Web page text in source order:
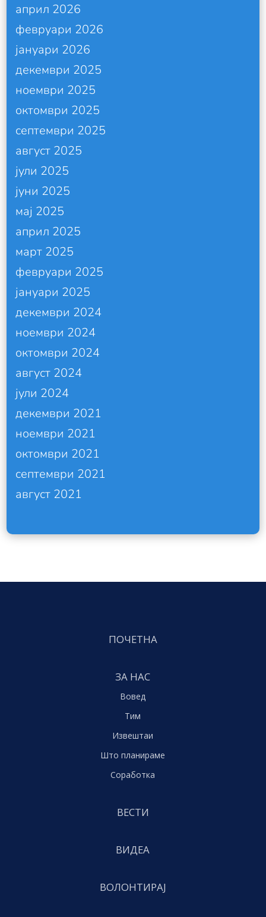
април 2026
февруари 2026
јануари 2026
декември 2025
ноември 2025
октомври 2025
септември 2025
август 2025
јули 2025
јуни 2025
мај 2025
април 2025
март 2025
февруари 2025
јануари 2025
декември 2024
ноември 2024
октомври 2024
август 2024
јули 2024
декември 2021
ноември 2021
октомври 2021
септември 2021
август 2021
ПОЧЕТНА
ЗА НАС
Вовед
Тим
Извештаи
Што планираме
Соработка
ВЕСТИ
ВИДЕА
ВОЛОНТИРАЈ